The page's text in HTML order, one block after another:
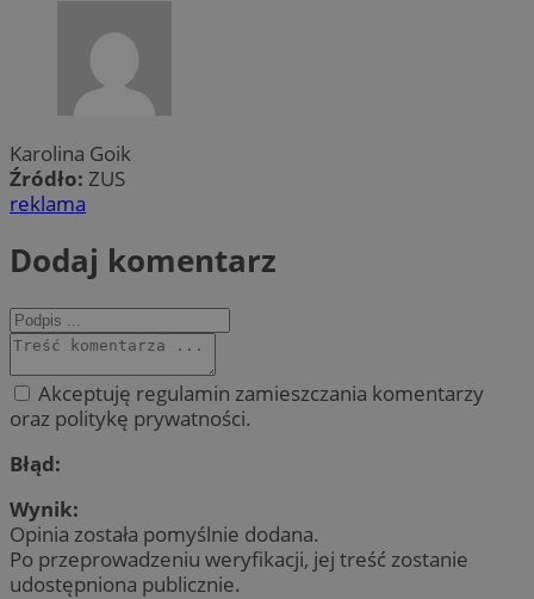
Karolina Goik
Źródło: ZUS
reklama
Dodaj komentarz
Akceptuję regulamin zamieszczania komentarzy
oraz politykę prywatności.
Błąd:
Wynik:
Opinia została pomyślnie dodana.
Po przeprowadzeniu weryfikacji, jej treść zostanie
udostępniona publicznie.